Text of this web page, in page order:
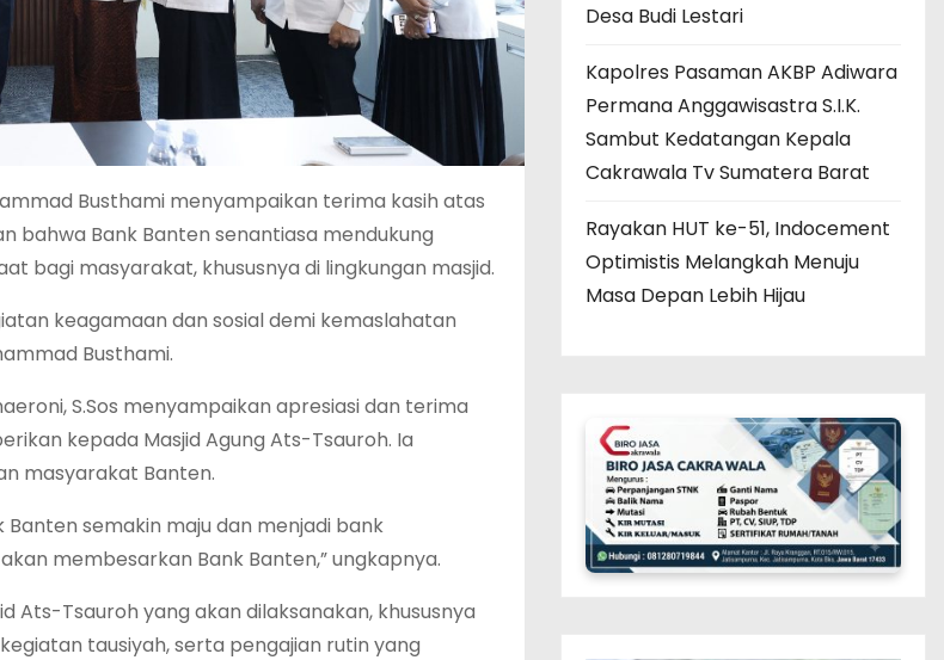
Busthami menyampaikan terima kasih atas
bahwa Bank Banten senantiasa mendukung
bagi masyarakat, khususnya di lingkungan masjid.
keagamaan dan sosial demi kemaslahatan
Busthami.
S.Sos menyampaikan apresiasi dan terima
kepada Masjid Agung Ats-Tsauroh. Ia
masyarakat Banten.
Banten semakin maju dan menjadi bank
membesarkan Bank Banten,” ungkapnya.
Ats-Tsauroh yang akan dilaksanakan, khususnya
tausiyah, serta pengajian rutin yang
Desa Budi Lestari
Kapolres Pasaman AKBP Adiwara
Permana Anggawisastra S.I.K.
Sambut Kedatangan Kepala
Cakrawala Tv Sumatera Barat
Rayakan HUT ke-51, Indocement
Optimistis Melangkah Menuju
Masa Depan Lebih Hijau